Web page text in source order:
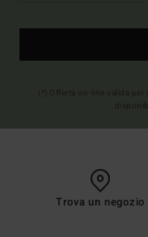
Trova un negozio